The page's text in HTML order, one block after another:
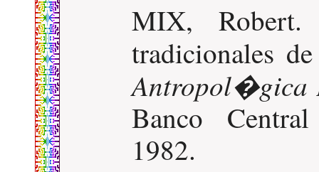
MIX, Robert.
tradicionales
Antropol�gica
Banco
1982.